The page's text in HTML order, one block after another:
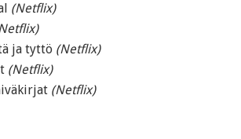
(Netflix)
ja tyttö (Netflix)
(Netflix)
(Netflix)